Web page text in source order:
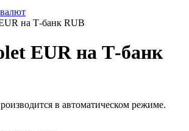
на Т-банк RUB
EUR на Т-банк
в автоматическом режиме.